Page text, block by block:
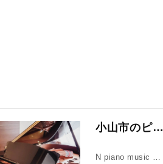
小山市のピアノ教室｜N piano music school【幼児〜コンクール対応】
N piano music …